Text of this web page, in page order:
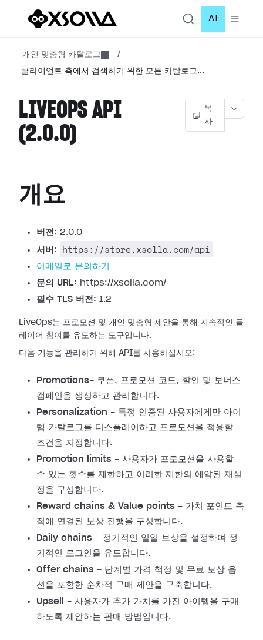
AI
개인 맞춤형 카탈로그
/
클라이언트 측에서 검색하기 위한 모든 카탈로그...
LIVEOPS API
(2.0.0)
복
사
개요
버전: 2.0.0
서버 : https://store.xsolla.com/api
이메일로 문의하기
문의 URL: https://xsolla.com/
필수 TLS 버전: 1.2
LiveOps는 프로모션 및 개인 맞춤형 제안을 통해 지속적인 플
레이어 참여를 유도하는 도구입니다.
다음 기능을 관리하기 위해 API를 사용하십시오:
Promotions- 쿠폰, 프로모션 코드, 할인 및 보너스
캠페인을 생성하고 관리합니다.
Personalization - 특정 인증된 사용자에게만 아이
템 카탈로그를 디스플레이하고 프로모션을 적용할
조건을 지정합니다.
Promotion limits - 사용자가 프로모션을 사용할
수 있는 횟수를 제한하고 이러한 제한의 예약된 재설
정을 구성합니다.
Reward chains & Value points - 가치 포인트 축
적에 연결된 보상 진행을 구성합니다.
Daily chains - 정기적인 일일 보상을 설정하여 정
기적인 로그인을 유도합니다.
Offer chains - 단계별 가격 책정 및 무료 보상 옵
션을 포함한 순차적 구매 제안을 구축합니다.
Upsell
- 사용자가 추가 가치를 가진 아이템을 구매
하도록 제안하는 판매 방법입니다.